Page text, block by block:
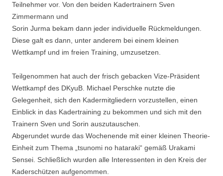
Teilnehmer vor. Von den beiden Kadertrainern Sven
Zimmermann und
Sorin Jurma bekam dann jeder individuelle Rückmeldungen.
Diese galt es dann, unter anderem bei einem kleinen
Wettkampf und im freien Training, umzusetzen.
Teilgenommen hat auch der frisch gebacken Vize-Präsident
Wettkampf des DKyuB. Michael Perschke nutzte die
Gelegenheit, sich den Kadermitgliedern vorzustellen, einen
Einblick in das Kadertraining zu bekommen und sich mit den
Trainern Sven und Sorin auszutauschen.
Abgerundet wurde das Wochenende mit einer kleinen Theorie-
Einheit zum Thema „tsunomi no hataraki“ gemäß Urakami
Sensei. Schließlich wurden alle Interessenten in den Kreis der
Kaderschützen aufgenommen.